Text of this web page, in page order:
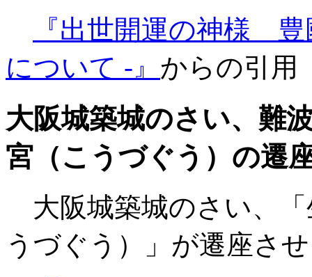
『出世開運の神様
について -』 からの引用
大阪城築城のさい、難
宮（こうづぐう）の遷
大阪城築城のさい、「
うづぐう）」が遷座さ